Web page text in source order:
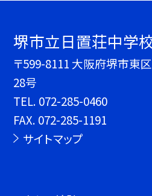
堺市立日置荘中学
〒599-8111 大阪府堺市東
28号
TEL. 072-285-0460
FAX. 072-285-1191
サイトマップ